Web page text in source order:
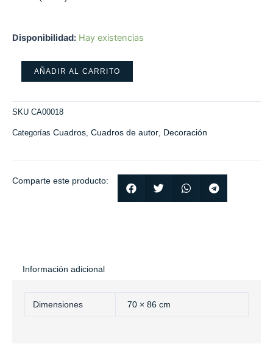
Disponibilidad: Hay existencias
AÑADIR AL CARRITO
SKU CA00018
Categorías Cuadros, Cuadros de autor, Decoración
Comparte este producto:
Información adicional
Dimensiones 70 × 86 cm